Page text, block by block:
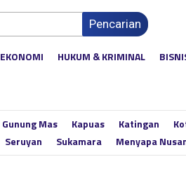
Pencarian
EKONOMI HUKUM & KRIMINAL
Gunung Mas Kapuas Katingan
Seruyan Sukamara Menyapa